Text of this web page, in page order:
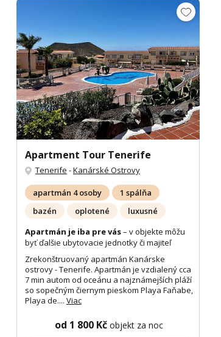
Apartment Tour Tenerife
Tenerife -Kanárské Ostrovy
apartmán 4 osoby
1 spálňa
bazén
oplotené
luxusné
Apartmán je iba pre vás– v objekte môžu
byť ďalšie ubytovacie jednotky či majiteľ
Zrekonštruovaný apartmán Kanárske
ostrovy - Tenerife. Apartmán je vzdialený cca
7 min autom od oceánu a najznámejších pláží
so sopečným čiernym pieskom Playa Faňabe,
Playa de.... Viac
od 1 800 Kčobjekt za noc